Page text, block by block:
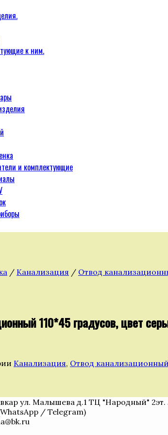
к ним.
и комплектующие
/ Канализация / Отвод
110*45 градусов, цвет
Канализация, Отвод
ул. Малышева д.1 ТЦ "Народный"
/ Telegram)